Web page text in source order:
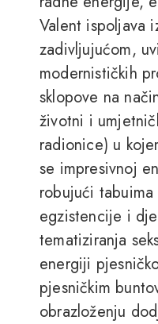
Valent ispoljava
zadivljujućom,
modernističkih
sklopove na
životni i
radionice) u
se impresivnoj
robujući
egzistencije i
tematiziranja
energiji
pjesničkim
obrazloženju